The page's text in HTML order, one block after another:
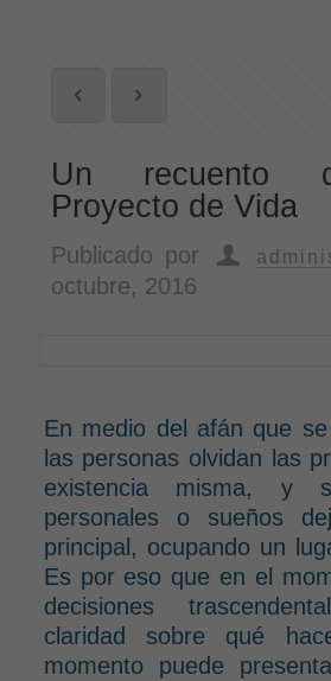
Un recuento
Proyecto de Vida
Publicado por
octubre, 2016
En medio del afán que
las personas olvidan las
existencia misma, y
personales o sueños
principal, ocupando un
Es por eso que en el
decisiones
claridad sobre qué
momento puede